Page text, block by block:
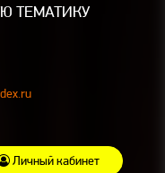
ТЕМАТИКУ
Личный кабинет